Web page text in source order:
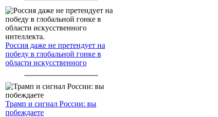
Россия даже не претендует на
победу в глобальной гонке в
области искусственного
Трамп и сигнал России: вы
побеждаете